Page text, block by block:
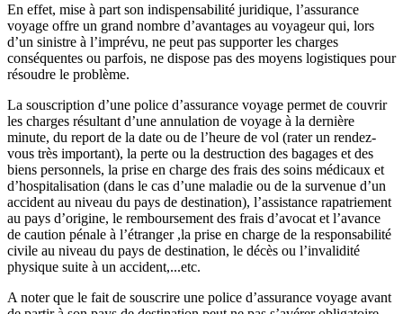
En effet, mise à part son indispensabilité juridique, l’assurance
voyage offre un grand nombre d’avantages au voyageur qui, lors
d’un sinistre à l’imprévu, ne peut pas supporter les charges
conséquentes ou parfois, ne dispose pas des moyens logistiques pour
résoudre le problème.
La souscription d’une police d’assurance voyage permet de couvrir
les charges résultant d’une annulation de voyage à la dernière
minute, du report de la date ou de l’heure de vol (rater un rendez-
vous très important), la perte ou la destruction des bagages et des
biens personnels, la prise en charge des frais des soins médicaux et
d’hospitalisation (dans le cas d’une maladie ou de la survenue d’un
accident au niveau du pays de destination), l’assistance rapatriement
au pays d’origine, le remboursement des frais d’avocat et l’avance
de caution pénale à l’étranger ,la prise en charge de la responsabilité
civile au niveau du pays de destination, le décès ou l’invalidité
physique suite à un accident,...etc.
A noter que le fait de souscrire une police d’assurance voyage avant